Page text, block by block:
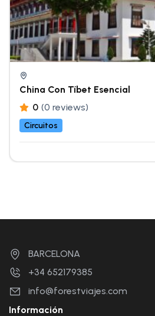
China Con Tíbet Esencial
0 (0 reviews)
Circuitos
BARCELONA
+34 652179385
info@forestviajes.com
Información